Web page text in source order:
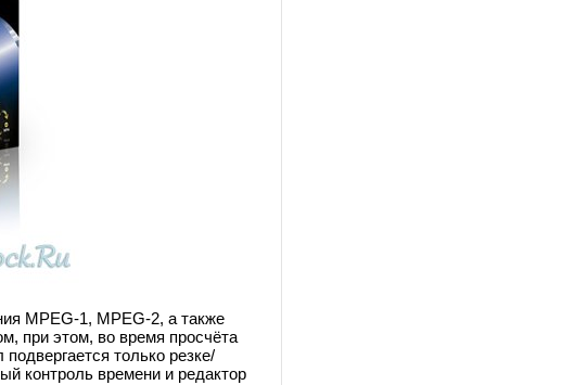
MPEG-1, MPEG-2, а также
при этом, во время просчёта
только резке/
контроль времени и редактор